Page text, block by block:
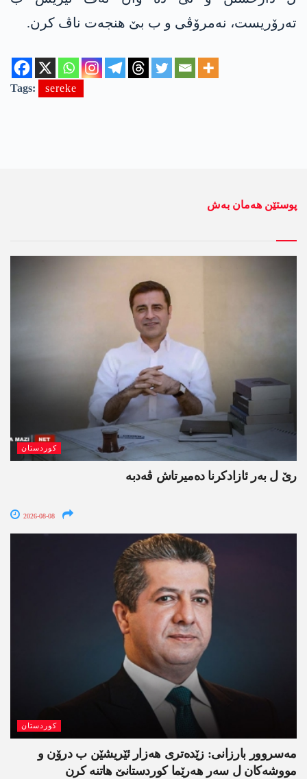
ته‌رۆریست، نه‌مرۆڤی و ب بێ هنجه‌ت ناڤ كرن.
Tags: sereke
پوستێن ھەمان بەش
کوردستان
رێ ل بەر ئازادکرنا دەمیرتاش ڤەدبە
2026-08-08
کوردستان
مەسروور بارزانی: زێدەتری ھەزار ئێریشێن ب درۆن و
مووشەکان ل سەر ھەرێما کوردستانێ ھاتنە کرن